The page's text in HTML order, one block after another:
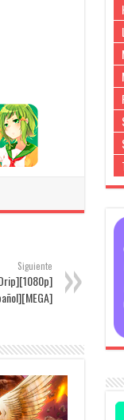
Siguiente